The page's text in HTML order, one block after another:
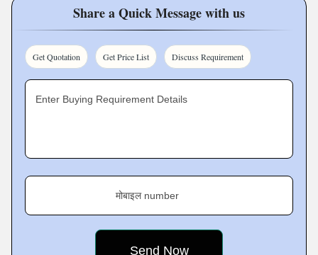
etc. We also provide various quality services like
Commercial Coffee Machine Rental Services, Coffee
Making Machine Rental Services, etc. To continue
providing our customers with quality products and
services, we leave no stone unturned. We have adapted
market. One other thing that has helped us tremendously
is our strong marketing policies, which have been
carefully drafted by our experts. Under the guidance of
to raise brand awareness.
Share a Quick Message with us
Get Quotation Get Price List Discuss Requirement
Enter Buying Requirement Details
मोबाइल number